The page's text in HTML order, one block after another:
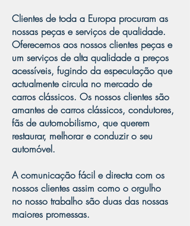
Clientes de toda a Europa procuram as
nossas peças e serviços de qualidade.
Oferecemos aos nossos clientes peças e
um serviços de alta qualidade a preços
acessíveis, fugindo da especulação que
actualmente circula no mercado de
carros clássicos. Os nossos clientes são
amantes de carros clássicos, condutores,
fãs de automobilismo, que querem
restaurar, melhorar e conduzir o seu
automóvel.
A comunicação fácil e directa com os
nossos clientes assim como o orgulho
no nosso trabalho são duas das nossas
maiores promessas.